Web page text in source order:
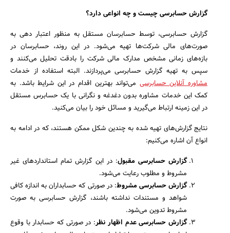
گزارش حسابرسی چیست و چه انواعی دارد؟
گزارش حسابرسی، توسط حسابرسان مستقل به منظور اعتبار دهی به
صورت‌های مالی شرکت‌ها تهیه می‌شود. در این روند، حسابرسان در
بازه‌های زمانی مشخص مدارک مالی شرکت را بادقت تحلیل می‌کنند و
سپس به تهیه گزارش حسابرسی می‌پردازند. البته استفاده از خدمات
مشاوره آنلاین حسابرسی می‌تواند بهترین اقدام در این شرایط باشد. به
کمک این خدمات مشاوره بدون دغدغه و نگرانی با یک حسابرس مستقل
در این زمینه ارتباط می‌گیرید و مسائل خود را بیان می‌کنید.
نتایج گزارش‌های تهیه شده به چندین شکل ممکن هستند، که در ادامه به
انواع آن‌ اشاره می‌کنیم:
گزارش حسابرسی مقبول: در این گزارش تمام استانداردهای غیر
مشروط و مطلوب رعایت می‌شود.
گزارش حسابرسی مشروط: در صورتی که حسابداران به اندازه کافی
شواهد و مستندات نداشته باشند، گزارش حسابرسی به صورت
مشروط تدوین می‌شود.
گزارش حسابرسی عدم اظهار نظر: در صورتی که حسابدار با وقوع